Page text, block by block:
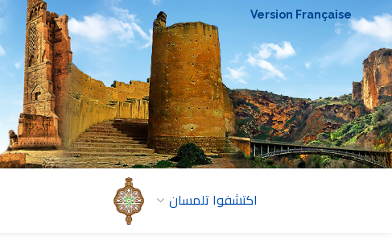
Version Française
اكتشفوا تلمسان